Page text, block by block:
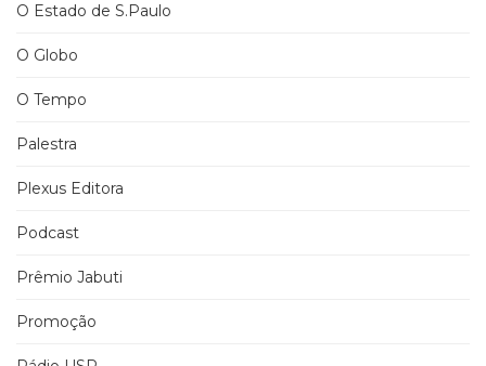
O Estado de S.Paulo
O Globo
O Tempo
Palestra
Plexus Editora
Podcast
Prêmio Jabuti
Promoção